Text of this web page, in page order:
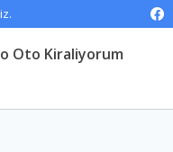
Oto Kiraliyorum